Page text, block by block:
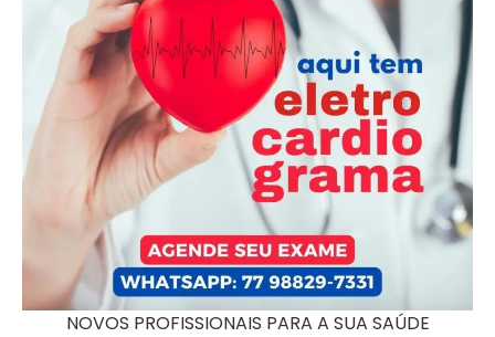
NOVOS PROFISSIONAIS PARA A SUA SAÚDE